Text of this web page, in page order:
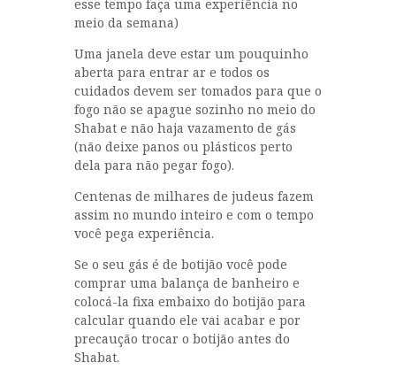
esse tempo faça uma experiência no
meio da semana)
Uma janela deve estar um pouquinho
aberta para entrar ar e todos os
cuidados devem ser tomados para que o
fogo não se apague sozinho no meio do
Shabat e não haja vazamento de gás
(não deixe panos ou plásticos perto
dela para não pegar fogo).
Centenas de milhares de judeus fazem
assim no mundo inteiro e com o tempo
você pega experiência.
Se o seu gás é de botijão você pode
comprar uma balança de banheiro e
colocá-la fixa embaixo do botijão para
calcular quando ele vai acabar e por
precaução trocar o botijão antes do
Shabat.